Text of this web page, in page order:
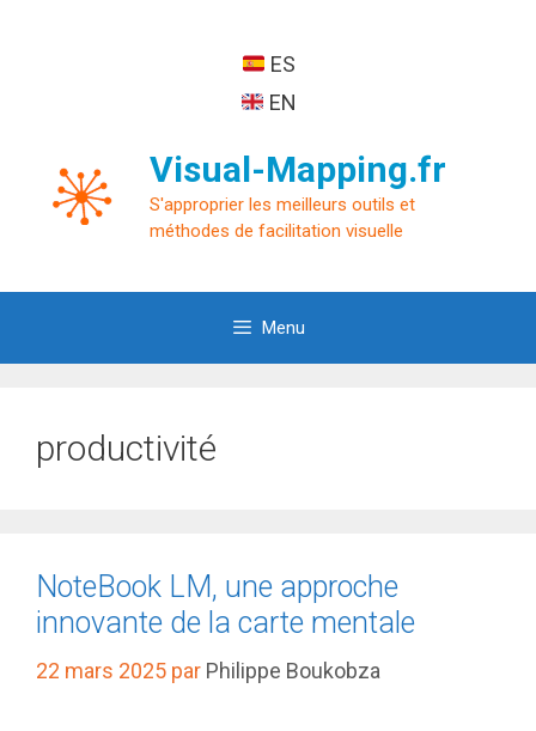
ES
EN
Visual-Mapping.fr
S'approprier les meilleurs outils et
méthodes de facilitation visuelle
Menu
productivité
NoteBook LM, une approche
innovante de la carte mentale
22 mars 2025 par Philippe Boukobza